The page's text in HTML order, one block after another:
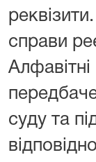
справи
суду та